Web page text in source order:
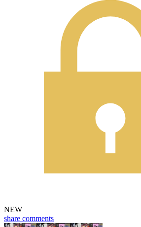
NEW
share comments